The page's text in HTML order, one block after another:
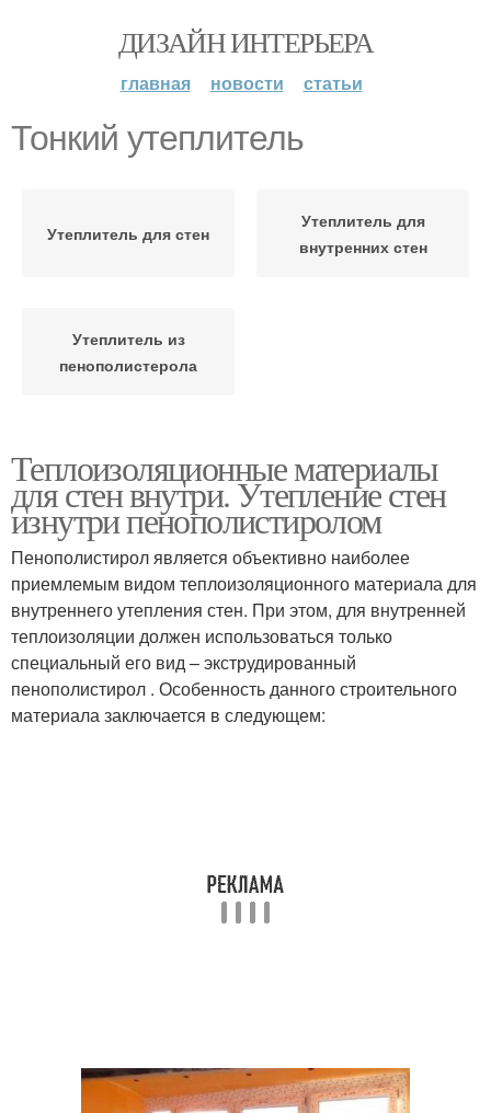
ДИЗАЙН ИНТЕРЬЕРА
главная новости статьи
Тонкий утеплитель
Утеплитель для стен
Утеплитель для
внутренних стен
Утеплитель из
пенополистерола
Теплоизоляционные материалы
для стен внутри. Утепление стен
изнутри пенополистиролом
Пенополистирол является объективно наиболее
приемлемым видом теплоизоляционного материала для
внутреннего утепления стен. При этом, для внутренней
теплоизоляции должен использоваться только
специальный его вид – экструдированный
пенополистирол . Особенность данного строительного
материала заключается в следующем: